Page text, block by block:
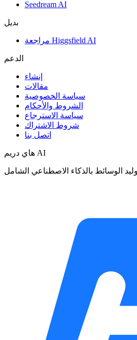
Seedream AI
بديل
مراجعة Higgsfield AI
الدعم
إنشاء
مقالات
سياسة الخصوصية
الشروط والأحكام
سياسة الاسترجاع
شروط الاشتراك
اتصل بنا
هاي دريم AI
الوسائط بالذكاء الاصطناعي الشامل